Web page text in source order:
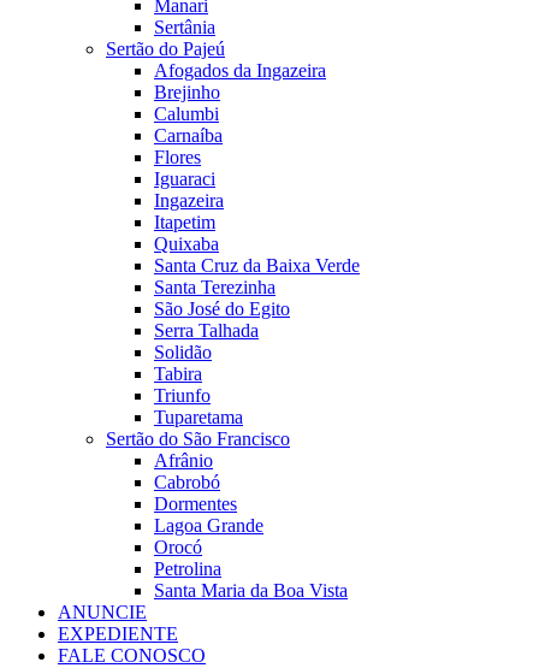
Manari
Sertânia
Sertão do Pajeú
Afogados da Ingazeira
Brejinho
Calumbi
Carnaíba
Flores
Iguaraci
Ingazeira
Itapetim
Quixaba
Santa Cruz da Baixa Verde
Santa Terezinha
São José do Egito
Serra Talhada
Solidão
Tabira
Triunfo
Tuparetama
Sertão do São Francisco
Afrânio
Cabrobó
Dormentes
Lagoa Grande
Orocó
Petrolina
Santa Maria da Boa Vista
ANUNCIE
EXPEDIENTE
FALE CONOSCO